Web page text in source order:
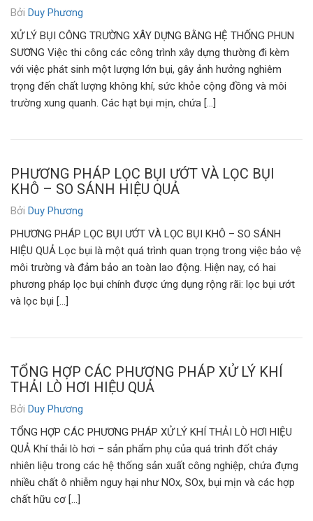
Bởi Duy Phương
XỬ LÝ BỤI CÔNG TRƯỜNG XÂY DỰNG BẰNG HỆ THỐNG PHUN
SƯƠNG Việc thi công các công trình xây dựng thường đi kèm
với việc phát sinh một lượng lớn bụi, gây ảnh hưởng nghiêm
trọng đến chất lượng không khí, sức khỏe cộng đồng và môi
trường xung quanh. Các hạt bụi mịn, chứa […]
PHƯƠNG PHÁP LỌC BỤI ƯỚT VÀ LỌC BỤI
KHÔ – SO SÁNH HIỆU QUẢ
Bởi Duy Phương
PHƯƠNG PHÁP LỌC BỤI ƯỚT VÀ LỌC BỤI KHÔ – SO SÁNH
HIỆU QUẢ Lọc bụi là một quá trình quan trọng trong việc bảo vệ
môi trường và đảm bảo an toàn lao động. Hiện nay, có hai
phương pháp lọc bụi chính được ứng dụng rộng rãi: lọc bụi ướt
và lọc bụi […]
TỔNG HỢP CÁC PHƯƠNG PHÁP XỬ LÝ KHÍ
THẢI LÒ HƠI HIỆU QUẢ
Bởi Duy Phương
TỔNG HỢP CÁC PHƯƠNG PHÁP XỬ LÝ KHÍ THẢI LÒ HƠI HIỆU
QUẢ Khí thải lò hơi – sản phẩm phụ của quá trình đốt cháy
nhiên liệu trong các hệ thống sản xuất công nghiệp, chứa đựng
nhiều chất ô nhiễm nguy hại như NOx, SOx, bụi mịn và các hợp
chất hữu cơ […]